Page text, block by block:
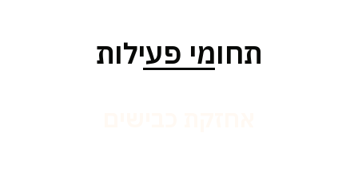
תחומי פעילות